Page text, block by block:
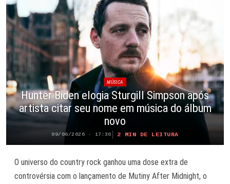
MÚSICA
Hunter Biden elogia Sturgill Simpson após
artista citar seu nome em música do álbum
novo
09/06/2026 · 17:36 2 MIN DE LEITURA
O universo do country rock ganhou uma dose extra de
controvérsia com o lançamento de Mutiny After Midnight, o